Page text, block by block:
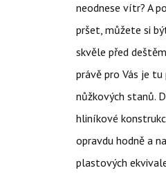
neodnese vítr? A
pršet, můžete si
skvěle před
právě pro Vás je tu
nůžkových stanů.
hliníkové
opravdu hodně a
plastových